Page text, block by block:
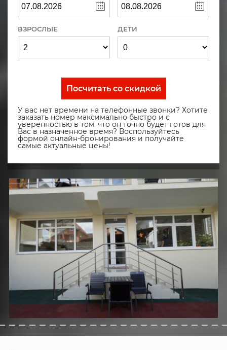
ВЗРОСЛЫЕ ДЕТИ
Посчитать со скидкой
У вас нет времени на телефонные звонки? Хотите
заказать номер максимально быстро и с
уверенностью в том, что он точно будет готов для
Вас в назначенное время? Воспользуйтесь
формой онлайн-бронирования и получайте
самые актуальные цены!